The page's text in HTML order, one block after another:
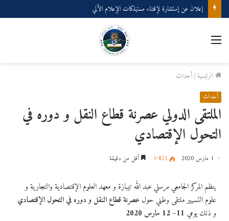
إعلان عن إستشارة لإقتناء مستهلكات الإعلام الألي
الرئيسية/أحداث
أحداث
الملتقى الدولي عصرنة قطاع النقل و دوره في
التحول الإقتصادي
1 مارس 2020 1٬821 أقل من دقيقة
ينظم المركز الجامعي مرسلي عبد الله تيبازة و معهد العلوم الإقتصادية والتجارية و
علوم التسيير ملتقى وطني حولعصرنة قطاع النقل و دوره في التحول الإقتصادي
و ذلك يومي 11– 12 مارس 2020